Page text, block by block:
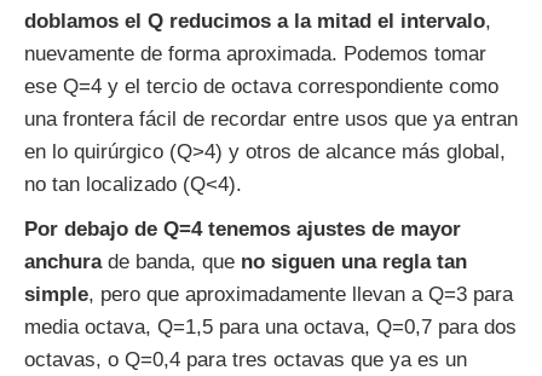
doblamos el Q reducimos a la mitad el intervalo,
nuevamente de forma aproximada. Podemos tomar
ese Q=4 y el tercio de octava correspondiente como
una frontera fácil de recordar entre usos que ya entran
en lo quirúrgico (Q>4) y otros de alcance más global,
no tan localizado (Q<4).
Por debajo de Q=4 tenemos ajustes de mayor
anchura de banda, que no siguen una regla tan
simple, pero que aproximadamente llevan a Q=3 para
media octava, Q=1,5 para una octava, Q=0,7 para dos
octavas, o Q=0,4 para tres octavas que ya es un